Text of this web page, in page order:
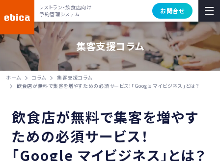
レストラン・飲食店向け
予約管理システム
お問合せ
集客支援コラム
ホーム コラム
集客支援コラム
飲食店が無料で集客を増やすための必須サービス！「Google マイビジネス」とは？
飲食店が無料で集客を増やす
ための必須サービス！
「Google マイビジネス」とは？